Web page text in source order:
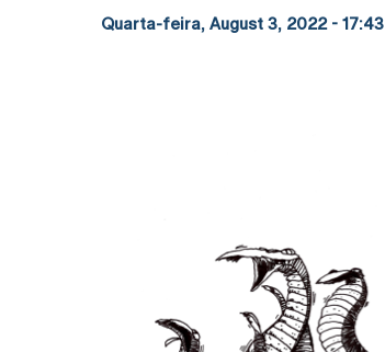
Quarta-feira, August 3, 2022 - 17:43